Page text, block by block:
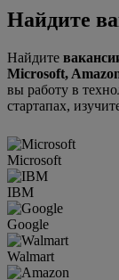
Найдите
Найдите
Microsoft,
вы работу в
стартапах,
Microsoft
IBM
Google
Walmart